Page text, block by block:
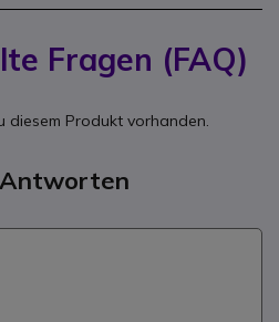
Fragen (FAQ)
diesem Produkt vorhanden.